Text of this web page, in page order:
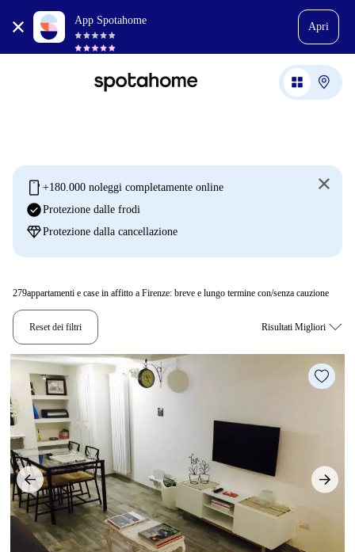
App Spotahome
Apri
mobile +180.000 noleggi completamente online
check_circleProtezione dalle frodi
diamondProtezione dalla cancellazione
279appartamenti e case in affitto a Firenze: breve e lungo termine con/senza cauzione
Reset dei filtri